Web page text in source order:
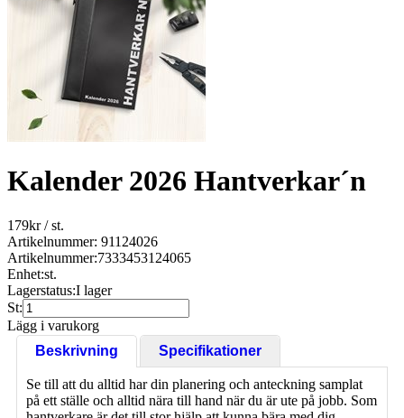
Kalender 2026 Hantverkar´n
179kr/ st.
Artikelnummer: 91124026
Artikelnummer:7333453124065
Enhet:st.
Lagerstatus:I lager
St:
Lägg i varukorg
Beskrivning
Specifikationer
Se till att du alltid har din planering och anteckning samplat
på ett ställe och alltid nära till hand när du är ute på jobb. Som